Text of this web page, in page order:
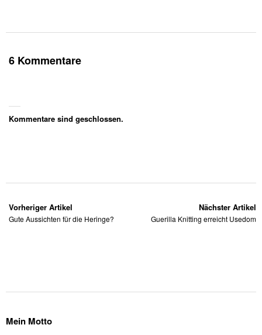
6 Kommentare
Kommentare sind geschlossen.
Vorheriger Artikel
Gute Aussichten für die Heringe?
Nächster Artikel
Guerilla Knitting erreicht Usedom
Mein Motto